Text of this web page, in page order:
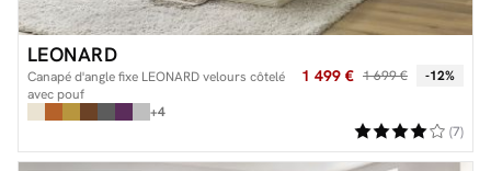
LEONARD
Canapé d'angle fixe LEONARD velours côtelé
avec pouf
1 499 € 1 699 € -12%
+4
(7)